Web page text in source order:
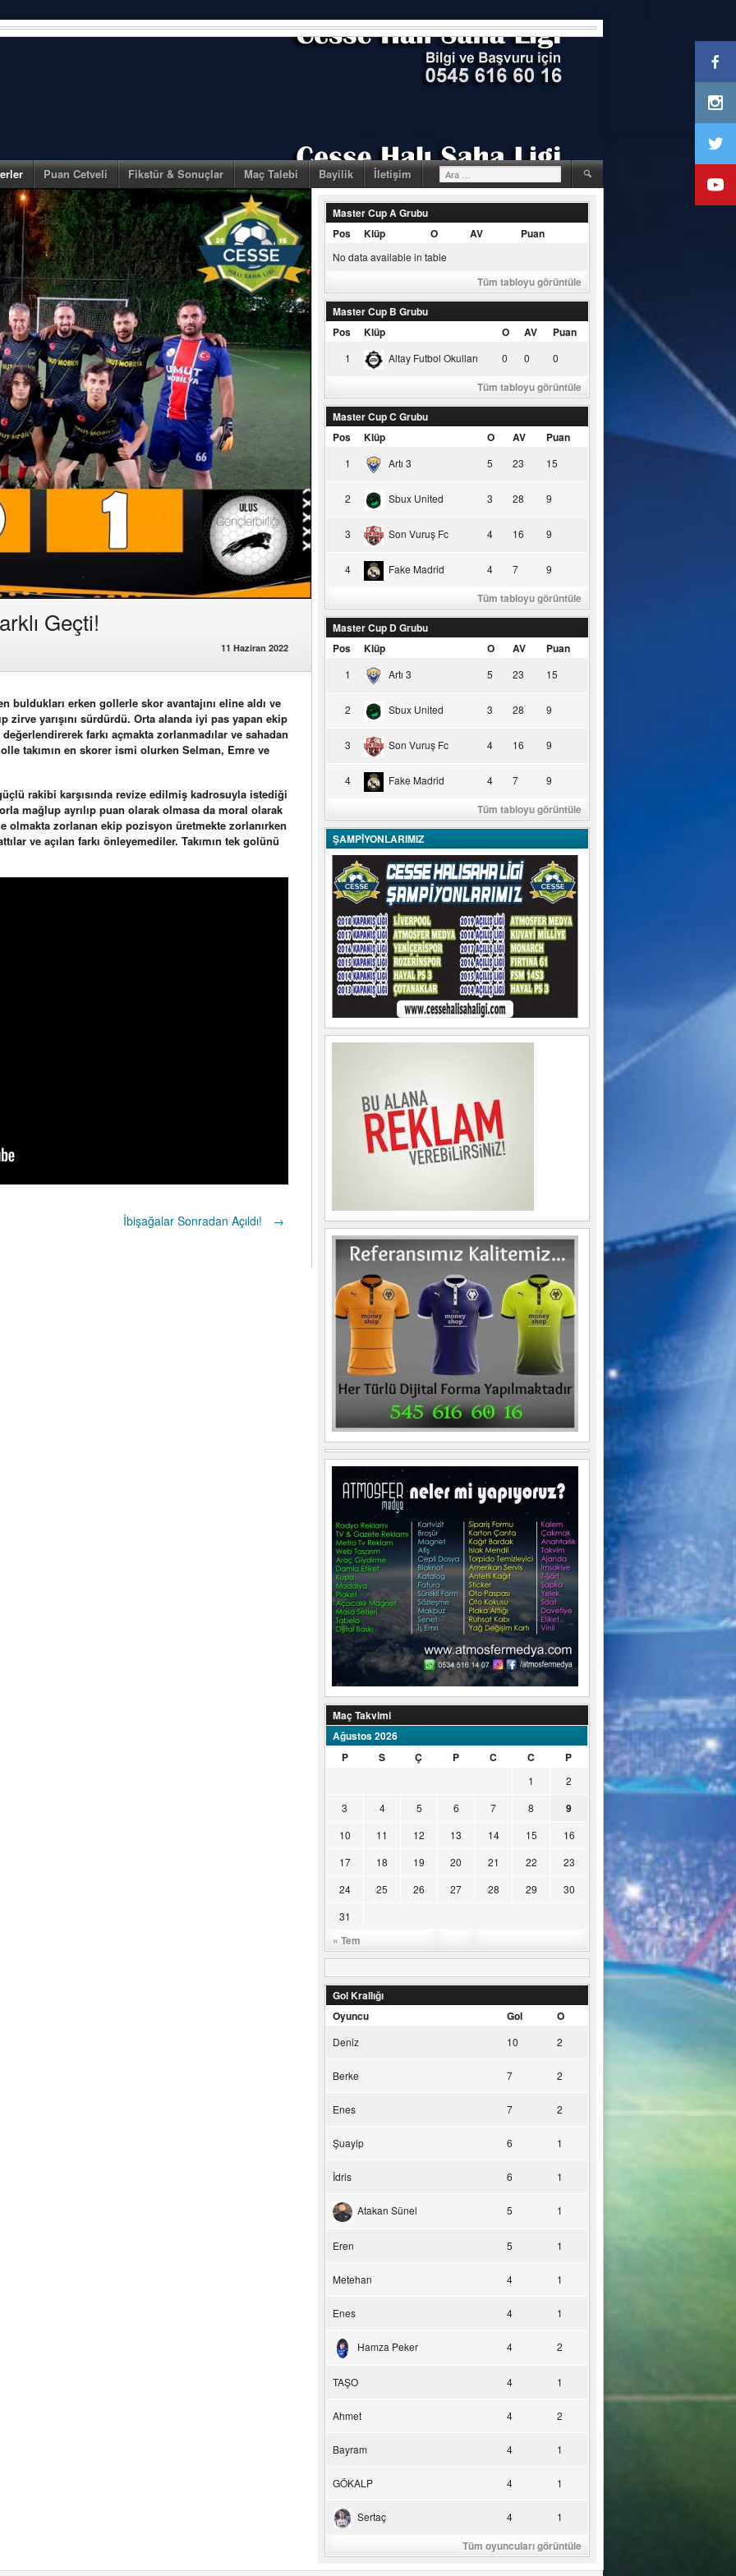
Puan Cetveli Fikstür & Sonuçlar Maç Talebi Bayilik İletişim Arama:
Geçti!
11 Haziran 2022
buldukları erken gollerle skor avantajını eline aldı ve
zirve yarışını sürdürdü. Orta alanda iyi pas yapan ekip
farkı açmakta zorlanmadılar ve sahadan
takımın en skorer ismi olurken Selman, Emre ve
rakibi karşısında revize edilmiş kadrosuyla istediği
mağlup ayrılıp puan olarak olmasa da moral olarak
olmakta zorlanan ekip pozisyon üretmekte zorlanırken
ve açılan farkı önleyemediler. Takımın tek golünü
İbişağalar Sonradan Açıldı! →
Master Cup A Grubu
Pos
Klüp O AV Puan
No data available in table
Tüm tabloyu görüntüle
Master Cup B Grubu
Pos
Klüp O AV Puan
1 Altay Futbol Okulları 0 0 0
Tüm tabloyu görüntüle
Master Cup C Grubu
Pos
Klüp O AV Puan
1 Artı 3 5 23 15
2 Sbux United 3 28 9
3 Son Vuruş Fc 4 16 9
4 Fake Madrid 4 7 9
Tüm tabloyu görüntüle
Master Cup D Grubu
Pos
Klüp O AV Puan
1 Artı 3 5 23 15
2 Sbux United 3 28 9
3 Son Vuruş Fc 4 16 9
4 Fake Madrid 4 7 9
Tüm tabloyu görüntüle
ŞAMPİYONLARIMIZ
Maç Takvimi
Ağustos 2026
P
S Ç P C C P
« Tem
1
2
3
4 5 6 7 8 9
10 11 12 13 14 15
16
17
18 19 20 21 22
23
24
25 26 27 28 29
30
31
Gol Krallığı
Oyuncu
Gol O
Deniz 10 2
Berke 7 2
Enes 7 2
Şuayip 6 1
İdris 6 1
Atakan Sünel 5 1
Eren 5 1
Metehan 4 1
Enes 4 1
Hamza Peker 4 2
TAŞO 4 1
Ahmet 4 2
Bayram 4 1
GÖKALP 4 1
Sertaç 4 1
Tüm oyuncuları görüntüle